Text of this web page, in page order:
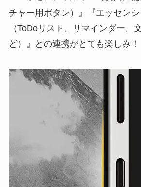
チャー用ボタン）』『エッセン
（ToDoリスト、リマインダー、
ど）』との連携がとても楽しみ！